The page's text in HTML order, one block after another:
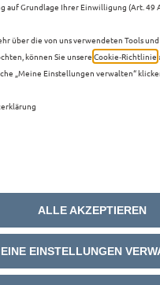
auf Grundlage Ihrer Einwilligung (Art. 49
über die von uns verwendeten Tools
können Sie unsereCookie‑Richtlinie
„Meine Einstellungen verwalten“
MEINE EINSTELLUNGEN
ALLE AKZEPTIEREN